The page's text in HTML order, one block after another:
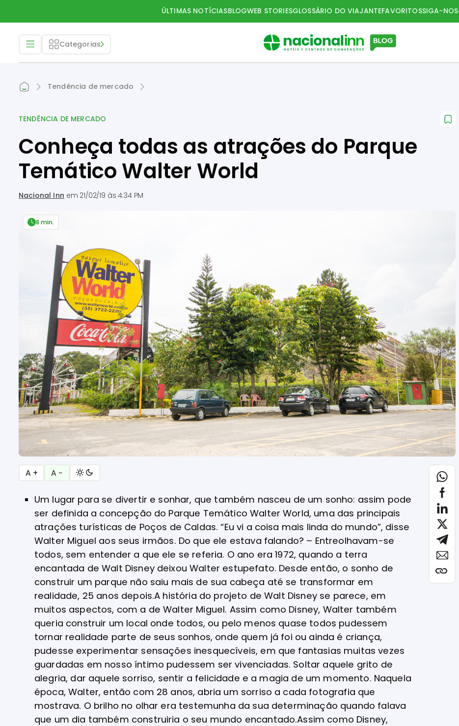
ÚLTIMAS NOTÍCIASBLOGWEB STORIESGLOSSÁRIO DO VIAJANTEFAVORITOSSIGA-NOS
Categorias
Tendência de mercado
TENDÊNCIA DE MERCADO
Conheça todas as atrações do Parque
Temático Walter World
Nacional Inn em 21/02/19 às 4:34 PM
8 min.
A + A −
Um lugar para se divertir e sonhar, que também nasceu de um sonho: assim pode
ser definida a concepção do Parque Temático Walter World, uma das principais
atrações turísticas de Poços de Caldas. “Eu vi a coisa mais linda do mundo”, disse
Walter Miguel aos seus irmãos. Do que ele estava falando? – Entreolhavam-se
todos, sem entender a que ele se referia. O ano era 1972, quando a terra
encantada de Walt Disney deixou Walter estupefato. Desde então, o sonho de
construir um parque não saiu mais de sua cabeça até se transformar em
realidade, 25 anos depois.A história do projeto de Walt Disney se parece, em
muitos aspectos, com a de Walter Miguel. Assim como Disney, Walter também
queria construir um local onde todos, ou pelo menos quase todos pudessem
tornar realidade parte de seus sonhos, onde quem já foi ou ainda é criança,
pudesse experimentar sensações inesquecíveis, em que fantasias muitas vezes
guardadas em nosso íntimo pudessem ser vivenciadas. Soltar aquele grito de
alegria, dar aquele sorriso, sentir a felicidade e a magia de um momento. Naquela
época, Walter, então com 28 anos, abria um sorriso a cada fotografia que
mostrava. O brilho no olhar era testemunha da sua determinação quando falava
que um dia também construiria o seu mundo encantado.Assim como Disney,